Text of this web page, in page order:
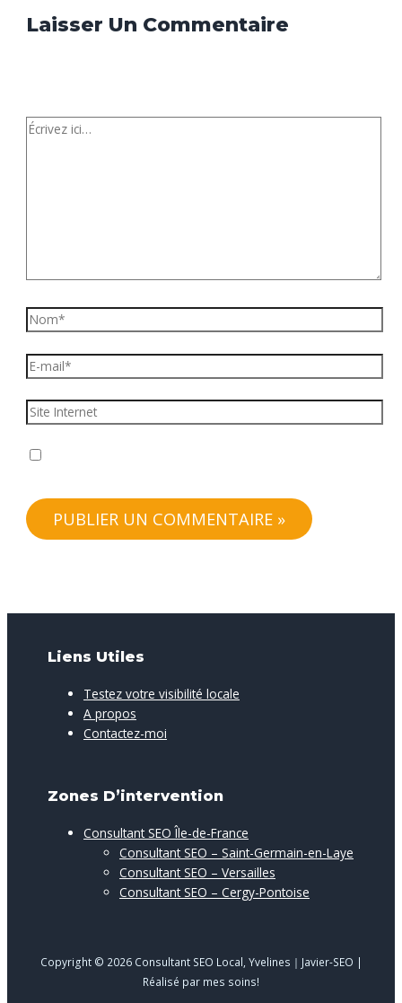
Laisser Un Commentaire
Écrivez
Nom*
E-
mail*
Site
Internet
Liens Utiles
Testez votre visibilité locale
A propos
Contactez-moi
Zones D’intervention
Consultant SEO Île-de-France
Consultant SEO – Saint-Germain-en-Laye
Consultant SEO – Versailles
Consultant SEO – Cergy-Pontoise
Copyright © 2026 Consultant SEO Local, Yvelines｜Javier-SEO |
Réalisé par mes soins!